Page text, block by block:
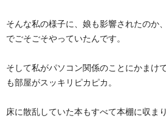
そんな私の様子に、娘も影響されたのか
でごそごそやっていたんです。
そして私がパソコン関係のことにかまけ
も部屋がスッキリピカピカ。
床に散乱していた本もすべて本棚に収ま